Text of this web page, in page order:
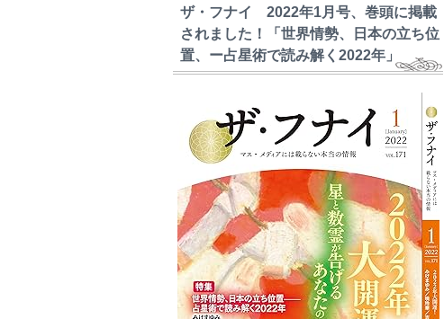
ザ・フナイ 2022年1月号、巻頭に掲載
されました！「世界情勢、日本の立ち位
置、ー占星術で読み解く2022年」